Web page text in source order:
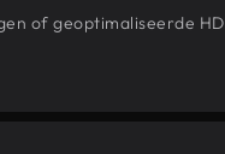
of geoptimaliseerde HD